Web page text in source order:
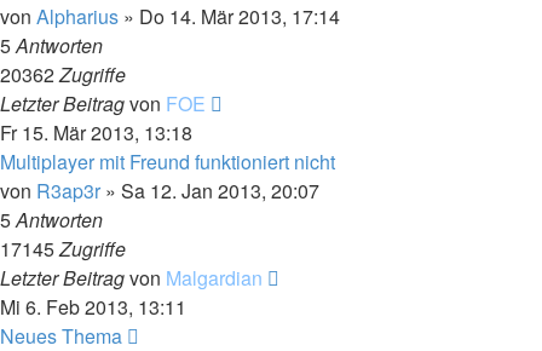
von Alpharius » Do 14. Mär 2013, 17:14
5Antworten
20362Zugriffe
Letzter Beitragvon FOE
Fr 15. Mär 2013, 13:18
Multiplayer mit Freund funktioniert nicht
von R3ap3r » Sa 12. Jan 2013, 20:07
5Antworten
17145Zugriffe
Letzter Beitragvon Malgardian
Mi 6. Feb 2013, 13:11
Neues Thema